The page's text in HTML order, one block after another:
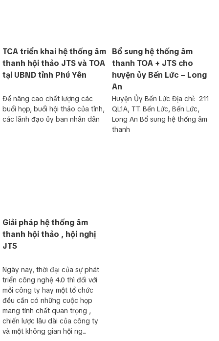
TCA triển khai hệ thống âm
thanh hội thảo JTS và TOA
tại UBND tỉnh Phú Yên
Để nâng cao chất lượng các
buổi họp, buổi hội thảo của tỉnh,
các lãnh đạo ủy ban nhân dân
Bổ sung hệ thống âm
thanh TOA + JTS cho
huyện ủy Bến Lức – Long
An
Huyện Ủy Bến Lức Địa chỉ: 211
QL1A, TT. Bến Lức, Bến Lức,
Long An Bổ sung hệ thống âm
thanh
Giải pháp hệ thống âm
thanh hội thảo , hội nghị
JTS
Ngày nay, thời đại của sự phát
triển công nghệ 4.0 thì đối với
mỗi công ty hay một tổ chức
đều cần có những cuộc họp
mang tính chất quan trọng ,
chiến lược lâu dài của công ty
và một không gian hội ng...